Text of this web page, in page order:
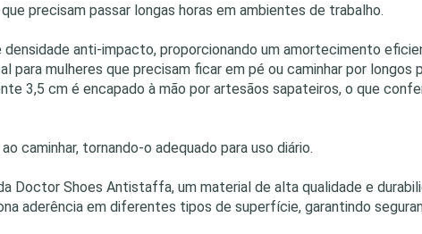
precisam passar longas horas em ambientes de trabalho.
anti-impacto, proporcionando um amortecimento
para mulheres que precisam ficar em pé ou caminhar por longos
3,5 cm é encapado à mão por artesãos sapateiros, o que
caminhar, tornando-o adequado para uso diário.
Doctor Shoes Antistaffa, um material de alta qualidade e
aderência em diferentes tipos de superfície, garantindo